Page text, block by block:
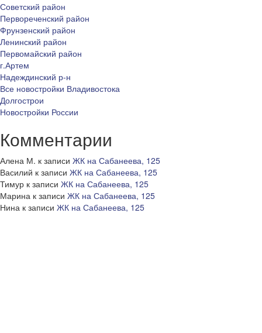
Советский район
Первореченский район
Фрунзенский район
Ленинский район
Первомайский район
г.Артем
Надеждинский р-н
Все новостройки Владивостока
Долгострои
Новостройки России
Комментарии
Алена М. к записи ЖК на Сабанеева, 125
Василий к записи ЖК на Сабанеева, 125
Тимур к записи ЖК на Сабанеева, 125
Марина к записи ЖК на Сабанеева, 125
Нина к записи ЖК на Сабанеева, 125